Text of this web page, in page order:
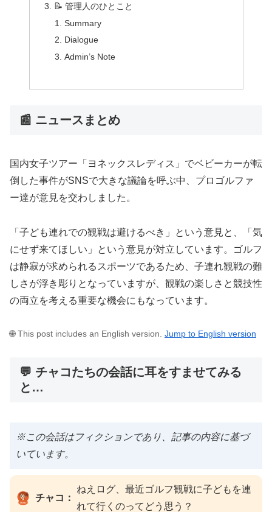
📝 管理人のひとこと
Summary
Dialogue
Admin’s Note
📰 ニュースまとめ
国内女子ツアー「ヨネックスレディス」でベビーカーが転
倒した事件がSNSで大きな議論を呼ぶ中、プロゴルファ
ー達が意見を交わしました。
「子ども連れでの観戦は避けるべき」という意見と、「気
にせず来てほしい」という意見が対立しています。ゴルフ
は静寂が求められるスポーツであるため、子連れ観戦の難
しさが浮き彫りとなっていますが、観戦の楽しさと競技性
の両立を考える重要な機会にもなっています。
🌐 This post includes an English version. Jump to English version
💬 チャコたちの会話に耳をすませてみる
と…
※この会話はフィクションであり、記事の内容に基づ
いています。
チャコ：
ねえログ、最近ゴルフ観戦に子どもを連
れて行くのってどう思う？